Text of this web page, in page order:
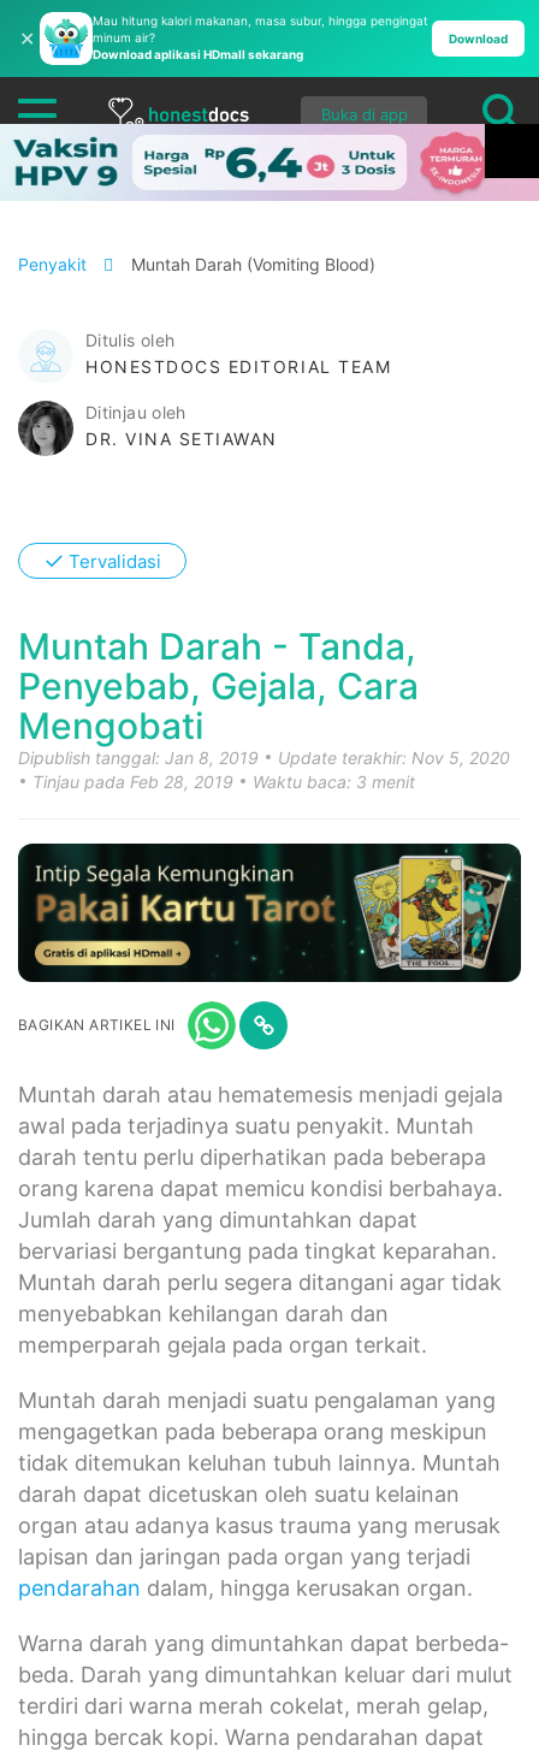
✕
Mau hitung kalori makanan, masa subur, hingga pengingat
minum air?
Download aplikasi HDmall sekarang
Download
Buka di app
Penyakit Muntah Darah (Vomiting Blood)
Ditulis oleh
HONESTDOCS EDITORIAL TEAM
Ditinjau oleh
DR. VINA SETIAWAN
✓ Tervalidasi
Muntah Darah - Tanda,
Penyebab, Gejala, Cara
Mengobati
Dipublish tanggal: Jan 8, 2019
Update terakhir: Nov 5, 2020
Tinjau pada Feb 28, 2019
Waktu baca: 3 menit
BAGIKAN ARTIKEL INI
Muntah darah atau hematemesis menjadi gejala
awal pada terjadinya suatu penyakit. Muntah
darah tentu perlu diperhatikan pada beberapa
orang karena dapat memicu kondisi berbahaya.
Jumlah darah yang dimuntahkan dapat
bervariasi bergantung pada tingkat keparahan.
Muntah darah perlu segera ditangani agar tidak
menyebabkan kehilangan darah dan
memperparah gejala pada organ terkait.
Muntah darah menjadi suatu pengalaman yang
mengagetkan pada beberapa orang meskipun
tidak ditemukan keluhan tubuh lainnya. Muntah
darah dapat dicetuskan oleh suatu kelainan
organ atau adanya kasus trauma yang merusak
lapisan dan jaringan pada organ yang terjadi
pendarahan dalam, hingga kerusakan organ.
Warna darah yang dimuntahkan dapat berbeda-
beda. Darah yang dimuntahkan keluar dari mulut
terdiri dari warna merah cokelat, merah gelap,
hingga bercak kopi. Warna pendarahan dapat